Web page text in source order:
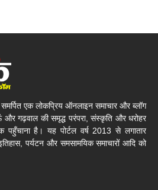
एक लोकप्रिय ऑनलाइन समाचार और ब्लॉग
और गढ़वाल की समृद्ध परंपरा, संस्कृति और धरोहर
पहुँचाना है। यह पोर्टल वर्ष 2013 से लगातार
पर्यटन और समसामयिक समाचारों आदि को